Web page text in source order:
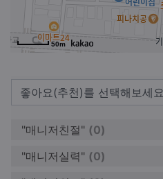
50m
"매니저친절" (0)
"매니저실력" (0)